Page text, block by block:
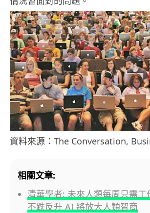
資料來源：The Conversation,
相關文章:
清華學者: 未來人類每周只需工
不跌反升 AI 將放大人類智商